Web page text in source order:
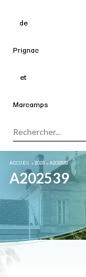
ACCUEIL »2025 »A202539
A202539